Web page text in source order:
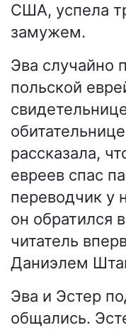
США, успела
замужем.
Эва случайно
польской
рассказала,
евреев спас
переводчик у
он обратился
читатель
Даниэлем
Эва и Эстер
общались.